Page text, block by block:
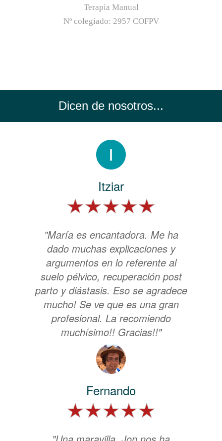
Terapia Manual
Nº colegiado: 2957 COFPV
Dicen de nosotros...
Itziar
"María es encantadora. Me ha
dado muchas explicaciones y
argumentos en lo referente al
suelo pélvico, recuperación post
parto y diástasis. Eso se agradece
mucho! Se ve que es una gran
profesional. La recomiendo
muchísimo!! Gracias!!"
Fernando